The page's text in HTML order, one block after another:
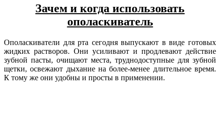
Зачем и когда использовать
ополаскиватель
Ополаскиватели для рта сегодня выпускают в виде готовых
жидких растворов. Они усиливают и продлевают действие
зубной пасты, очищают места, труднодоступные для зубной
щетки, освежают дыхание на более-менее длительное время.
К тому же они удобны и просты в применении.